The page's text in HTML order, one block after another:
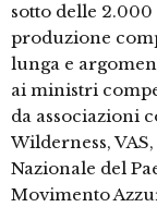
sotto delle
produzione
lunga e
ai ministri
da associazioni
Wilderness,
Nazionale del
Movimento